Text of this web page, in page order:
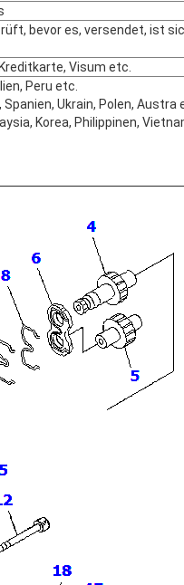
bevor es, versendet, ist
Visum etc.
Peru etc.
Ukrain, Polen, Austra
Korea, Philippinen,